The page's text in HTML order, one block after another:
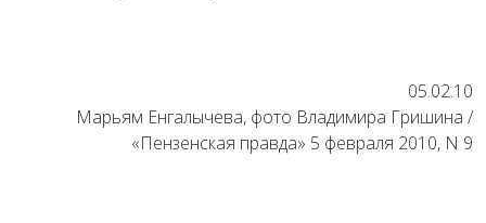
05.02.10
Марьям Енгалычева, фото Владимира Гришина /
«Пензенская правда» 5 февраля 2010, N 9